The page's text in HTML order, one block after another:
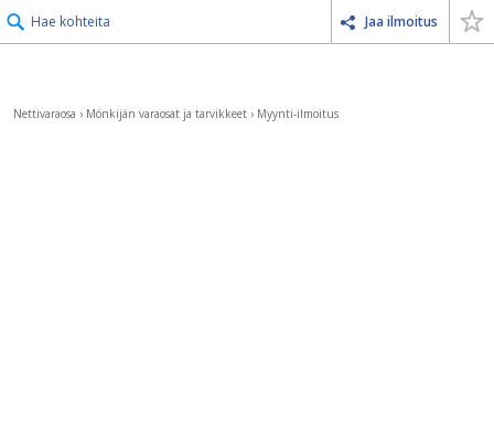
Hae kohteita Jaa ilmoitus
Nettivaraosa › Mönkijän varaosat ja tarvikkeet › Myynti-ilmoitus